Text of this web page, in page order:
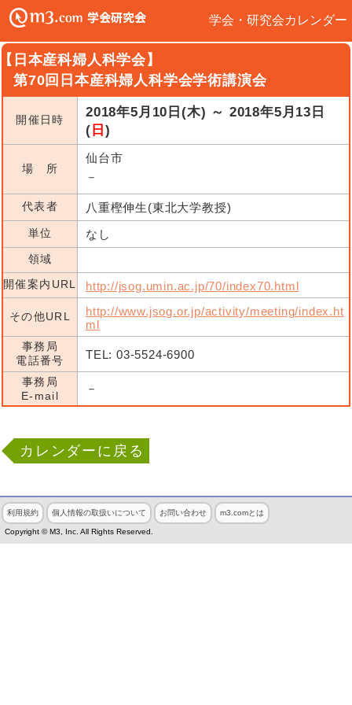
学会・研究会カレンダー
日本産科婦人科学会】
第70回日本産科婦人科学会学術講演会
開催日時
2018年5月10日(木) ～ 2018年5月13日
( 日 )
場 所
仙台市
－
代表者 八重樫伸生(東北大学教授)
単位 なし
領域
開催案内URL
http://jsog.umin.ac.jp/70/index70.html
その他URL
http://www.jsog.or.jp/activity/meeting/index.ht
ml
事務局
電話番号
TEL: 03-5524-6900
事務局
E-mail
－
カレンダーに戻る
利用規約 個人情報の取扱いについて お問い合わせ m3.comとは
Copyright © M3, Inc. All Rights Reserved.